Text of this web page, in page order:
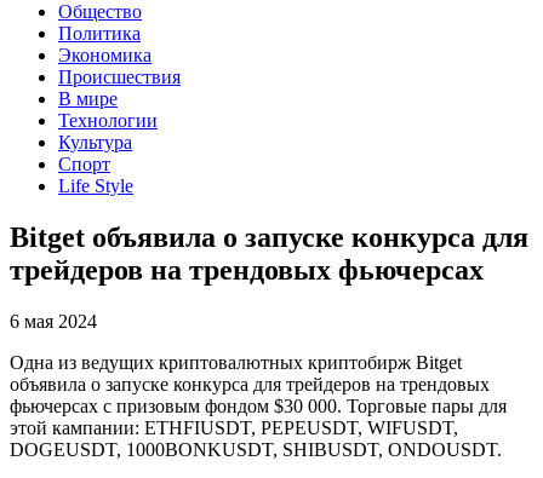
Общество
Политика
Экономика
Происшествия
В мире
Технологии
Культура
Спорт
Life Style
Bitget объявила о запуске конкурса для
трейдеров на трендовых фьючерсах
6 мая 2024
Одна из ведущих криптовалютных криптобирж Bitget
объявила о запуске конкурса для трейдеров на трендовых
фьючерсах с призовым фондом $30 000. Торговые пары для
этой кампании: ETHFIUSDT, PEPEUSDT, WIFUSDT,
DOGEUSDT, 1000BONKUSDT, SHIBUSDT, ONDOUSDT.